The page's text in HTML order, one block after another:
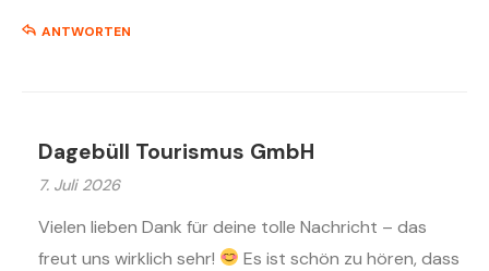
ANTWORTEN
Dagebüll Tourismus GmbH
7. Juli 2026
Vielen lieben Dank für deine tolle Nachricht – das
freut uns wirklich sehr!
Es ist schön zu hören, dass